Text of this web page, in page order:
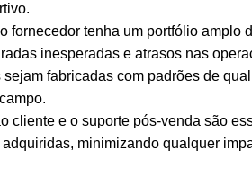
fornecedor tenha um portfólio amplo
inesperadas e atrasos nas
fabricadas com padrões de
cliente e o suporte pós-venda são
minimizando qualquer